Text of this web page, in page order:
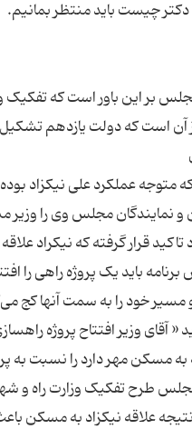
بر این باور است که تفکیک
متوجه عملکرد علی نیکزاد
و نمایندگان مجلس وی را
تاکید قرار گرفته که نیکراد
باید یک پروژه راهی را
خود را به سمت آنها کج
آقای وزیر افتتاح پروژه
علاقه‌ای که به مسکن مهر دارد را
طرح تفکیک وزارت راه و
علاقه نیکزاد به مسکن